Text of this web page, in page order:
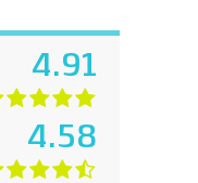
4.91
4.58